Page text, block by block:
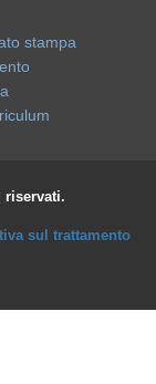
stampa
riservati.
sul trattamento